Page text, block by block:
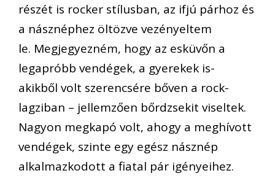
részét is rocker stílusban, az ifjú párhoz és
a násznéphez öltözve vezényeltem
le. Megjegyezném, hogy az esküvőn a
legapróbb vendégek, a gyerekek is-
akikből volt szerencsére bőven a rock-
lagziban – jellemzően bőrdzsekit viseltek.
Nagyon megkapó volt, ahogy a meghívott
vendégek, szinte egy egész násznép
alkalmazkodott a fiatal pár igényeihez.